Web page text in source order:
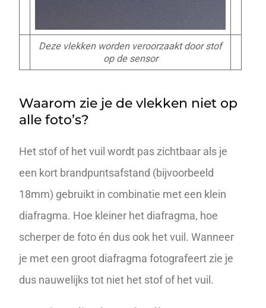
Deze vlekken worden veroorzaakt door stof
op de sensor
Waarom zie je de vlekken niet op
alle foto’s?
Het stof of het vuil wordt pas zichtbaar als je
een kort brandpuntsafstand (bijvoorbeeld
18mm) gebruikt in combinatie met een klein
diafragma. Hoe kleiner het diafragma, hoe
scherper de foto én dus ook het vuil. Wanneer
je met een groot diafragma fotografeert zie je
dus nauwelijks tot niet het stof of het vuil.